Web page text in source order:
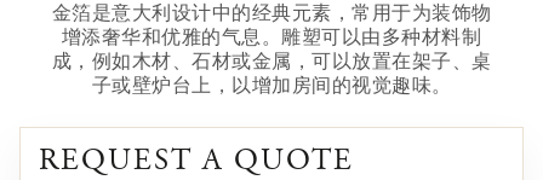
金箔是意大利设计中的经典元素，常用于为装饰物
增添奢华和优雅的气息。雕塑可以由多种材料制
成，例如木材、石材或金属，可以放置在架子、桌
子或壁炉台上，以增加房间的视觉趣味。
REQUEST A QUOTE